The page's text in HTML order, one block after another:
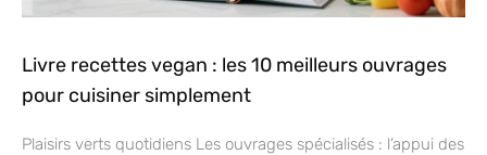
Livre recettes vegan : les 10 meilleurs ouvrages
pour cuisiner simplement
Plaisirs verts quotidiens Les ouvrages spécialisés : l’appui des